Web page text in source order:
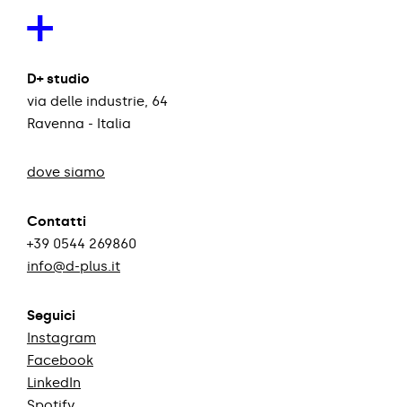
+
D+ studio
via delle industrie, 64
Ravenna - Italia
dove siamo
Contatti
+39 0544 269860
info@d-plus.it
Seguici
Instagram
Facebook
LinkedIn